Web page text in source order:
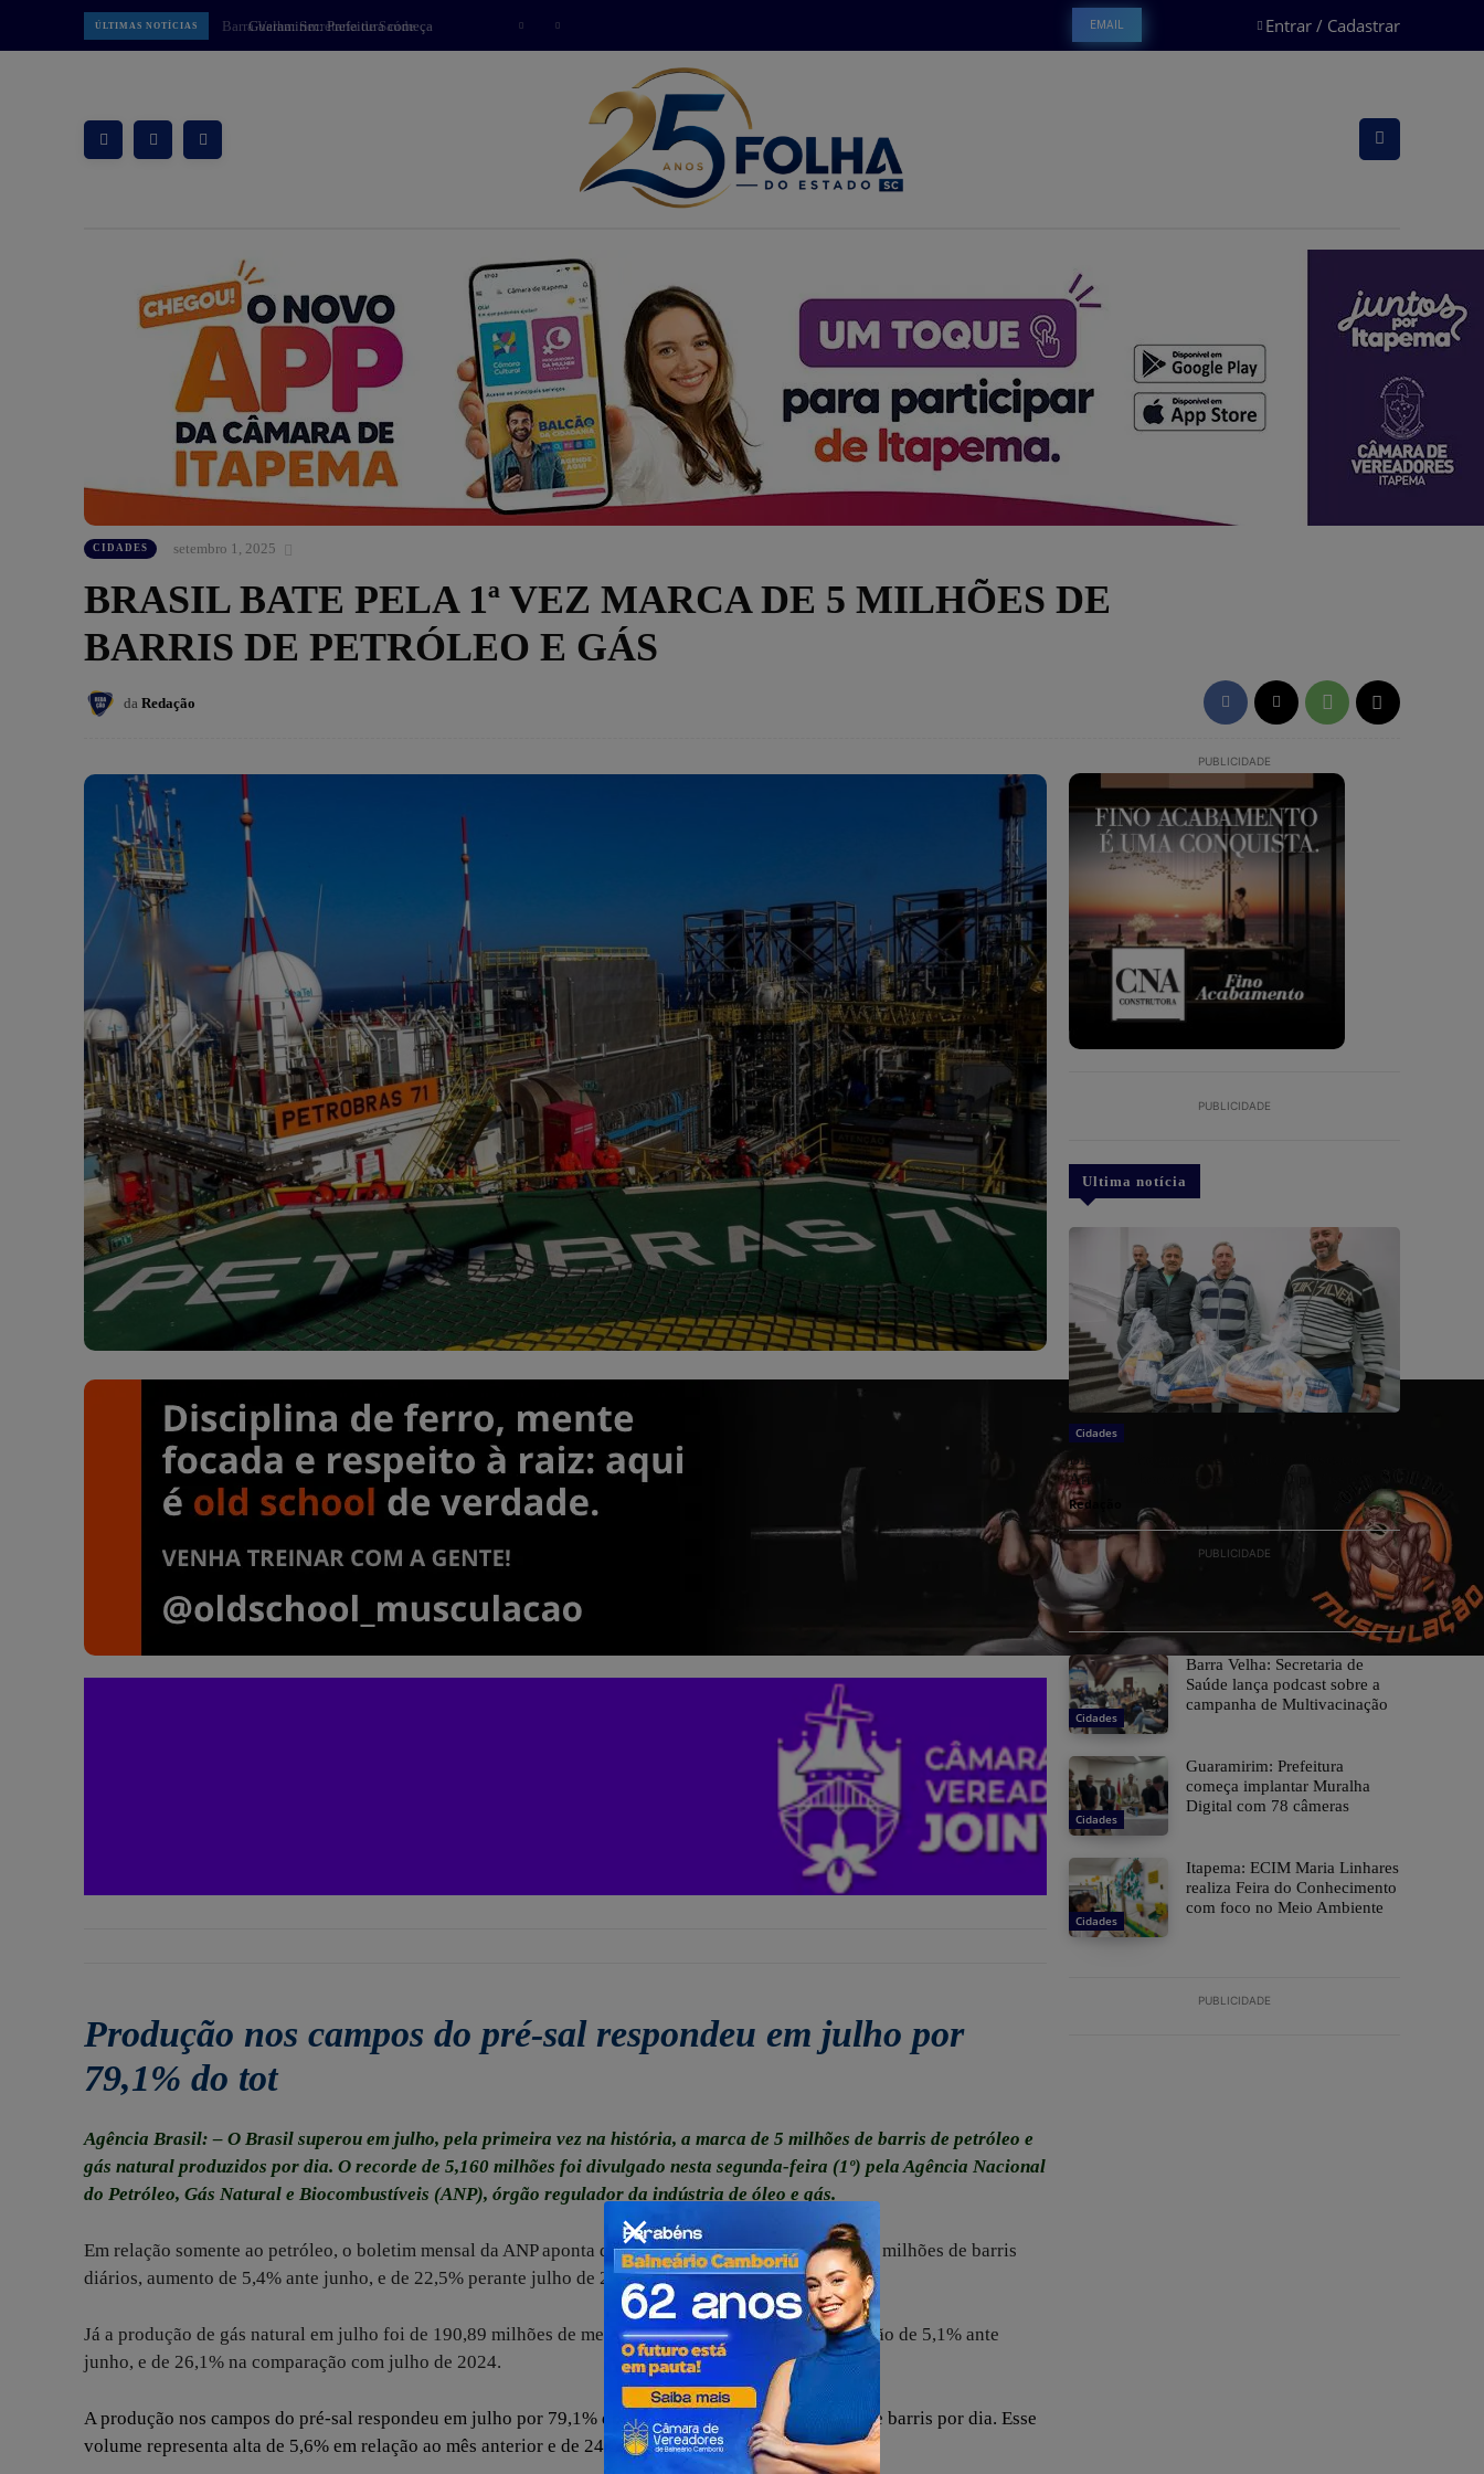
ÚLTIMAS NOTÍCIAS
Guaramirim: Prefeitura começa
implantar Muralha Digital com 78
EMAIL Entrar / Cadastrar
CIDADES setembro 1, 2025
BRASIL BATE PELA 1ª VEZ MARCA DE 5 MILHÕES DE
BARRIS DE PETRÓLEO E GÁS
da Redação
Produção nos campos do pré-sal respondeu em julho por
79,1% do tot
Agência Brasil: – O Brasil superou em julho, pela primeira vez na história, a marca de 5 milhões de barris de petróleo e
gás natural produzidos por dia. O recorde de 5,160 milhões foi divulgado nesta segunda-feira (1º) pela Agência Nacional
do Petróleo, Gás Natural e Biocombustíveis (ANP), órgão regulador da indústria de óleo e gás.
Em relação somente ao petróleo, o boletim mensal da ANP aponta que a produção no mês foi de 3,959 milhões de barris
diários, aumento de 5,4% ante junho, e de 22,5% perante julho de 2024.
Já a produção de gás natural em julho foi de 190,89 milhões de metros cúbicos por dia (m³/d), expansão de 5,1% ante
junho, e de 26,1% na comparação com julho de 2024.
A produção nos campos do pré-sal respondeu em julho por 79,1% do total, atingindo 4,077 milhões de barris por dia. Esse
volume representa alta de 5,6% em relação ao mês anterior e de 24,2% ante julho de 2024.
PUBLICIDADE
PUBLICIDADE
Ultima notícia
Cidades
Biguaçu: Programa de Auxílio ao Pescador
Artesanal beneficia cerca de 100 profissionais
Redação
PUBLICIDADE
Cidades
Barra Velha: Secretaria de
Saúde lança podcast sobre a
campanha de Multivacinação
Cidades
Guaramirim: Prefeitura
começa implantar Muralha
Digital com 78 câmeras
Cidades
Itapema: ECIM Maria Linhares
realiza Feira do Conhecimento
com foco no Meio Ambiente
PUBLICIDADE